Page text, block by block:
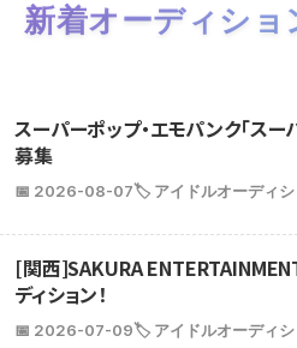
新着オーディショ
スーパーポップ・エモパンク「ス
募集
📅 2026-08-07🏷️ アイドルオーディシ
[関西]SAKURA
ディション！
📅 2026-07-09🏷️ アイドルオーディシ